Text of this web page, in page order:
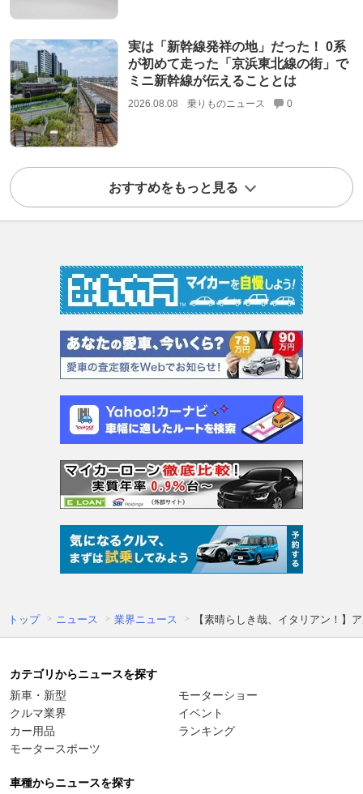
実は「新幹線発祥の地」だった！ 0系
が初めて走った「京浜東北線の街」で
ミニ新幹線が伝えることとは
2026.08.08 乗りものニュース 0
おすすめをもっと見る
トップ ニュース 業界ニュース 【素晴らしき哉、イタリアン！】
カテゴリからニュースを探す
新車・新型
クルマ業界
カー用品
モータースポーツ
モーターショー
イベント
ランキング
車種からニュースを探す